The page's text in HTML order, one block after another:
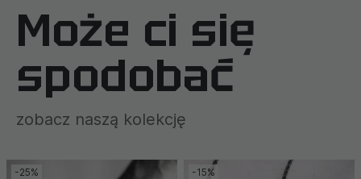
Może ci się
spodobać
zobacz naszą kolekcję
-25% -15%